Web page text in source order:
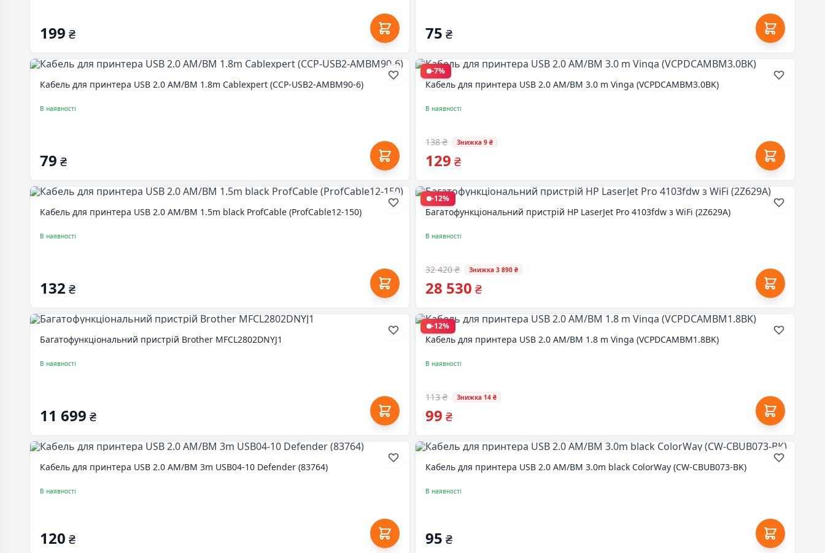
199 ₴ 75 ₴
Кабель для принтера USB 2.0 AM/BM 1.8m Cablexpert (CCP-USB2-AMBM90-6)
В наявності
79 ₴
-7%
Кабель для принтера USB 2.0 AM/BM 3.0 m Vinga (VCPDCAMBM3.0BK)
В наявності
138 ₴ Знижка 9 ₴
129 ₴
Кабель для принтера USB 2.0 AM/BM 1.5m black ProfCable (ProfCable12-150)
В наявності
132 ₴
-12%
Багатофункціональний пристрій HP LaserJet Pro 4103fdw з WiFi (2Z629A)
В наявності
32 420 ₴ Знижка 3 890 ₴
28 530 ₴
Багатофункціональний пристрій Brother MFCL2802DNYJ1
В наявності
11 699 ₴
-12%
Кабель для принтера USB 2.0 AM/BM 1.8 m Vinga (VCPDCAMBM1.8BK)
В наявності
113 ₴ Знижка 14 ₴
99 ₴
Кабель для принтера USB 2.0 AM/BM 3m USB04-10 Defender (83764)
В наявності
120 ₴
Кабель для принтера USB 2.0 AM/BM 3.0m black ColorWay (CW-CBUB073-BK)
В наявності
95 ₴